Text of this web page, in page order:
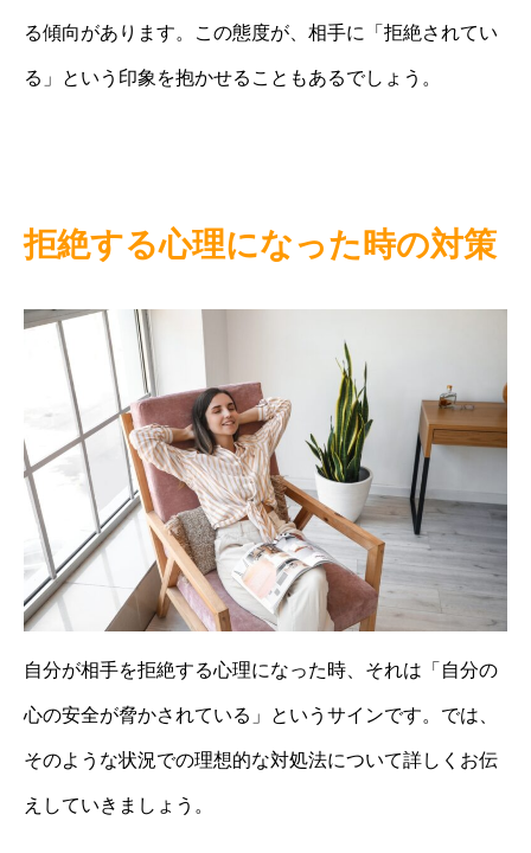
る傾向があります。この態度が、相手に「拒絶されてい
る」という印象を抱かせることもあるでしょう。
拒絶する心理になった時の対策
自分が相手を拒絶する心理になった時、それは「自分の
心の安全が脅かされている」というサインです。では、
そのような状況での理想的な対処法について詳しくお伝
えしていきましょう。